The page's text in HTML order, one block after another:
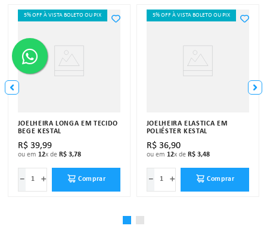
5% OFF À VISTA BOLETO OU PIX
JOELHEIRA LONGA EM TECIDO
BEGE KESTAL
R$ 39,99
ou em 12x de R$ 3,78
＋
－ Comprar
5% OFF À VISTA BOLETO OU PIX
JOELHEIRA ELÁSTICA EM
POLIÉSTER KESTAL
R$ 36,90
ou em 12x de R$ 3,48
＋
－ Comprar